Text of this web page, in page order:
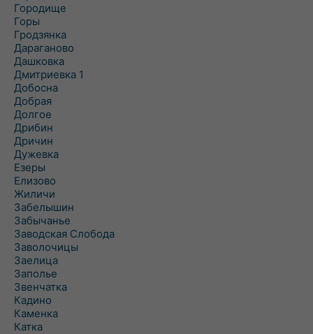
Городище
Горы
Гродзянка
Дараганово
Дашковка
Дмитриевка 1
Добосна
Добрая
Долгое
Дрибин
Дричин
Дужевка
Езеры
Елизово
Жиличи
Забелышин
Забычанье
Заводская Слобода
Заволочицы
Заелица
Заполье
Звенчатка
Кадино
Каменка
Катка